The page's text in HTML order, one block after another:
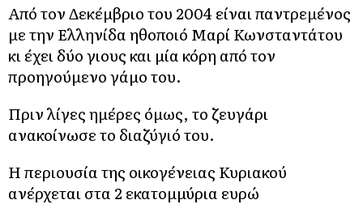
Από τον Δεκέμβριο του 2004 είναι παντρεμένος
με την Ελληνίδα ηθοποιό Μαρί Κωνσταντάτου
κι έχει δύο γιους και μία κόρη από τον
προηγούμενο γάμο του.
Πριν λίγες ημέρες όμως, το ζευγάρι
ανακοίνωσε το διαζύγιό του.
Η περιουσία της οικογένειας Κυριακού
ανέρχεται στα 2 εκατομμύρια ευρώ